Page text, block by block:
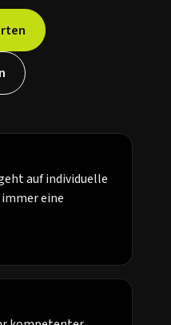
auf individuelle
eine